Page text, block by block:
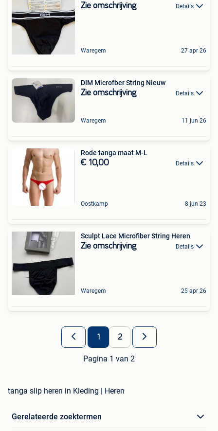
Zie omschrijving Details
Waregem 27 apr 26
DIM Microfber String Nieuw
Zie omschrijving Details
Waregem 11 jun 26
Rode tanga maat M-L
€ 10,00 Details
Oostkamp 8 jun 23
Sculpt Lace Microfiber String Heren
Zie omschrijving Details
Waregem 25 apr 26
1 2
Pagina 1 van 2
tanga slip heren in Kleding | Heren
Gerelateerde zoektermen